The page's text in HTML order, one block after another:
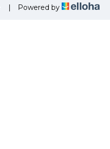
| Powered by